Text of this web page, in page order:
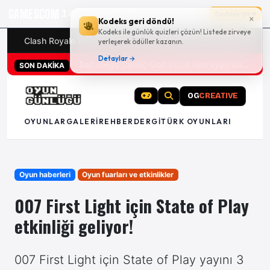
×
Kodeks geri döndü!
Kodeks ile günlük quizleri çözün! Listede zirveye
yerleşerek ödüller kazanın.
Detaylar →
16g 04:19:17
Clash Royale kodları Türk oyunları (PC ve konsollar) -
SON DAKİKA
OGCREATIVE
OYUNLAR GALERI REHBER DERGITÜRK OYUNLARI
Oyun haberleri Oyun fuarları ve etkinlikler
007 First Light için State of Play
etkinliği geliyor!
007 First Light için State of Play yayını 3